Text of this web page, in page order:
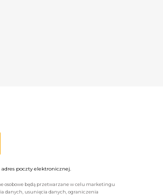
poczty elektronicznej.
osobowe będą przetwarzane w celu marketingu
danych, usunięcia danych, ograniczenia